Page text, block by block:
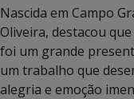
Nascida em Campo
Oliveira, destacou
foi um grande
um trabalho que
alegria e emoção